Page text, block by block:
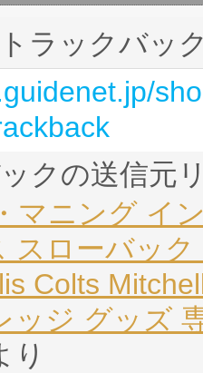
ラックバッ
クの送信元
マニング イ
スローバッ
Colts
ッジ グッズ
り